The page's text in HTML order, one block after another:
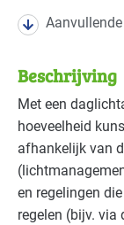
Bouw -
Bouw -
Bouw - schilders
Bouwmaterialen
Beschrijving
Met een
hoeveelheid
afhankelijk van
en regelingen
regelen (bijv.